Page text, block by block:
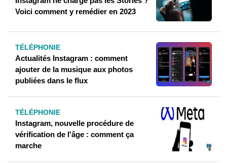
Voici comment y remédier en 2023
TÉLÉPHONIE
Actualités Instagram : comment
ajouter de la musique aux photos
publiées dans le flux
TÉLÉPHONIE
Instagram, nouvelle procédure de
vérification de l'âge : comment ça
marche